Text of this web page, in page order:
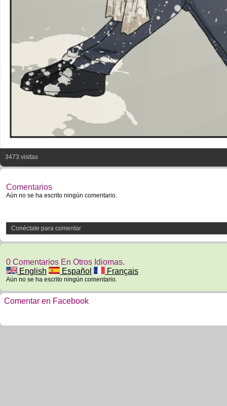
3473 visitas
Comentarios
Aún no se ha escrito ningún comentario.
Conéctate para comentar
0 Comentarios En Otros Idiomas.
English
Español Français
Aún no se ha escrito ningún comentario.
Comentar en Facebook